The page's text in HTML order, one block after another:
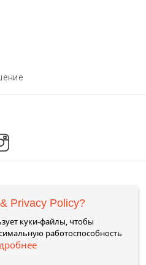
Privacy Policy?
куки-файлы, чтобы
работоспособность